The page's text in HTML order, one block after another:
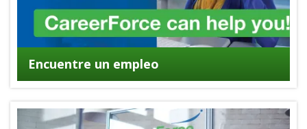
Encuentre un empleo